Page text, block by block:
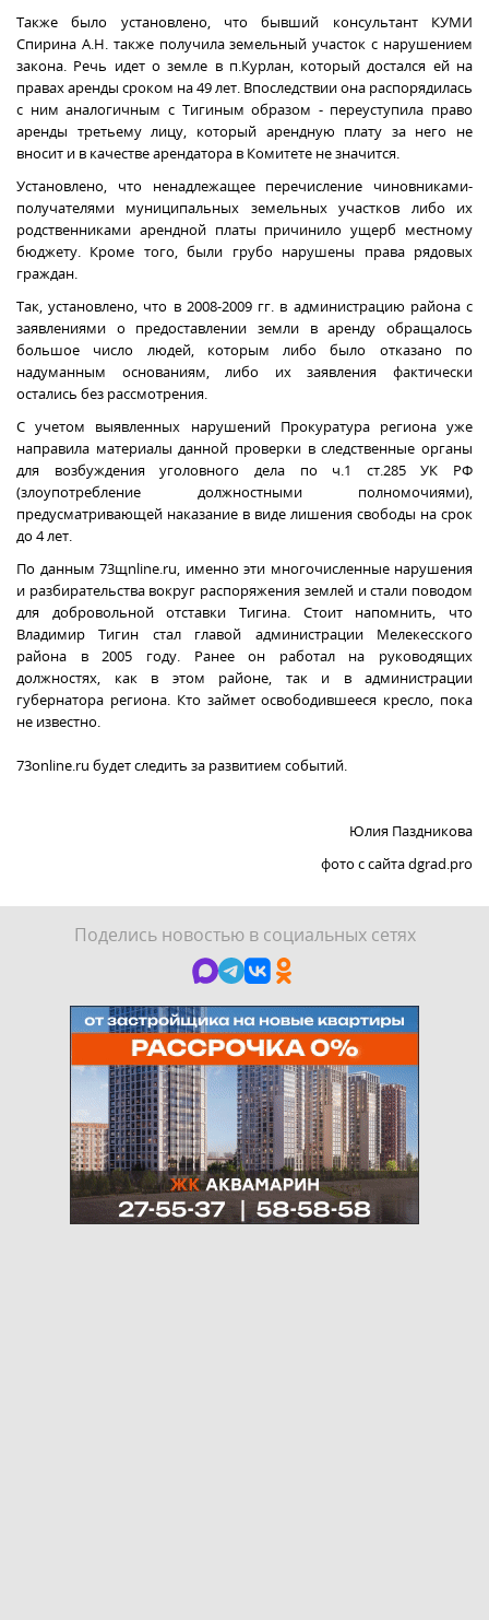
Также было установлено, что бывший консультант КУМИ
Спирина А.Н. также получила земельный участок с нарушением
закона. Речь идет о земле в п.Курлан, который достался ей на
правах аренды сроком на 49 лет. Впоследствии она распорядилась
с ним аналогичным с Тигиным образом - переуступила право
аренды третьему лицу, который арендную плату за него не
вносит и в качестве арендатора в Комитете не значится.
Установлено, что ненадлежащее перечисление чиновниками-
получателями муниципальных земельных участков либо их
родственниками арендной платы причинило ущерб местному
бюджету. Кроме того, были грубо нарушены права рядовых
граждан.
Так, установлено, что в 2008-2009 гг. в администрацию района с
заявлениями о предоставлении земли в аренду обращалось
большое число людей, которым либо было отказано по
надуманным основаниям, либо их заявления фактически
остались без рассмотрения.
С учетом выявленных нарушений Прокуратура региона уже
направила материалы данной проверки в следственные органы
для возбуждения уголовного дела по ч.1 ст.285 УК РФ
(злоупотребление должностными полномочиями),
предусматривающей наказание в виде лишения свободы на срок
до 4 лет.
По данным 73щnline.ru, именно эти многочисленные нарушения
и разбирательства вокруг распоряжения землей и стали поводом
для добровольной отставки Тигина. Стоит напомнить, что
Владимир Тигин стал главой администрации Мелекесского
района в 2005 году. Ранее он работал на руководящих
должностях, как в этом районе, так и в администрации
губернатора региона. Кто займет освободившееся кресло, пока
не известно.
73online.ru будет следить за развитием событий.
Юлия Паздникова
фото с сайта dgrad.pro
Поделись новостью в социальных сетях